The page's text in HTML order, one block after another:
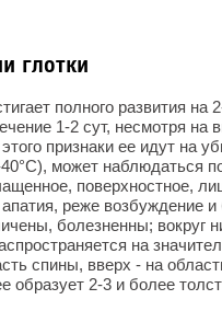
глотки
полного развития на
1-2 сут, несмотря на
признаки ее идут на
может наблюдаться
поверхностное,
реже возбуждение
болезненны; вокруг
на
спины, вверх - на
образует 2-3 и более